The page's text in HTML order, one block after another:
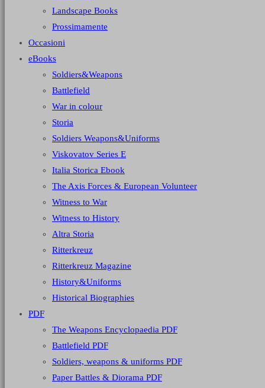
Landscape Books
Prossimamente
Occasioni
eBooks
Soldiers&Weapons
Battlefield
War in colour
Storia
Soldiers Weapons&Uniforms
Viskovatov Series E
Italia Storica Ebook
The Axis Forces & European Volunteer
Witness to War
Witness to History
Altra Storia
Ritterkreuz
Ritterkreuz Magazine
History&Uniforms
Historical Biographies
PDF
The Weapons Encyclopaedia PDF
Battlefield PDF
Soldiers, weapons & uniforms PDF
Paper Battles & Diorama PDF